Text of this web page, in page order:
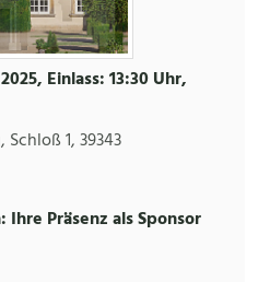
Einlass: 13:30 Uhr,
1, 39343
Präsenz als Sponsor